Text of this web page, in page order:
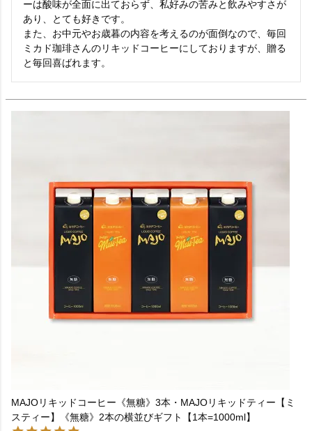
ーは酸味が全面に出ておらず、私好みの苦みと飲みやすさが
あり、とても好きです。
また、お中元やお歳暮の内容を考えるのが面倒なので、毎回
ミカド珈琲さんのリキッドコーヒーにしておりますが、贈る
と毎回喜ばれます。
MAJOリキッドコーヒー《無糖》3本・MAJOリキッドティー【ミ
スティー】《無糖》2本の横並びギフト【1本=1000ml】